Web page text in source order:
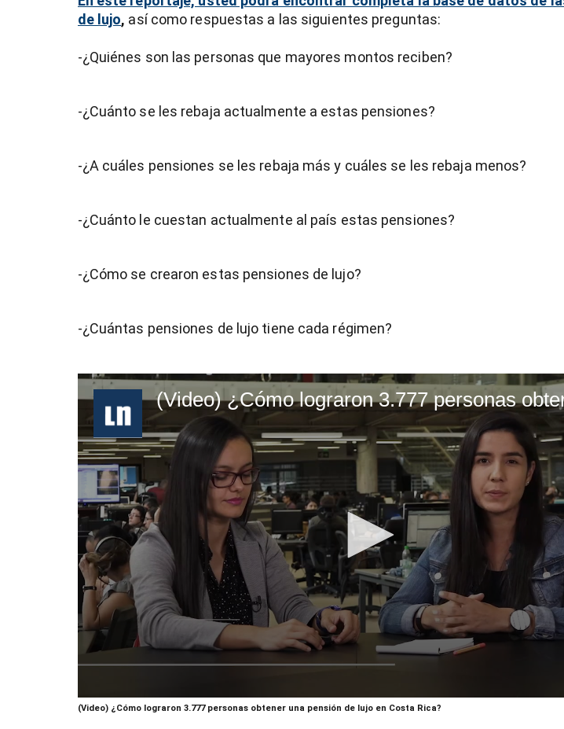
de lujo, así como respuestas a las siguientes preguntas:
-¿Quiénes son las personas que mayores montos reciben?
-¿Cuánto se les rebaja actualmente a estas pensiones?
-¿A cuáles pensiones se les rebaja más y cuáles se les rebaja menos?
-¿Cuánto le cuestan actualmente al país estas pensiones?
-¿Cómo se crearon estas pensiones de lujo?
-¿Cuántas pensiones de lujo tiene cada régimen?
0
seconds
(Video) ¿Cómo lograron 3.777 personas obtener una pensión de lujo en Costa Rica?